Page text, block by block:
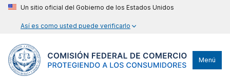
Un sitio oficial del Gobierno de los Estados Unidos
Así es como usted puede verificarlo
Menú